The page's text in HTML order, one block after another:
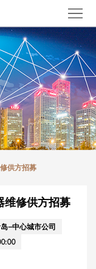
供方招募
维修供方招募
-中心城市公司